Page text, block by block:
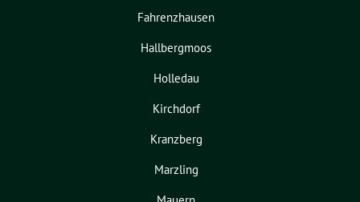
Fahrenzhausen
Hallbergmoos
Holledau
Kirchdorf
Kranzberg
Marzling